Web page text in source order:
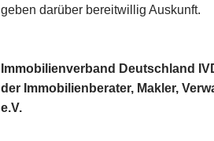
geben darüber bereitwillig Auskunft.
Immobilienverband Deutschland
der Immobilienberater, Makler,
e.V.